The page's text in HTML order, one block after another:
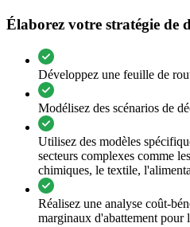
Élaborez votre stratégie de
Développez une feuille de
Modélisez des scénarios de
Utilisez des modèles
secteurs complexes comme
chimiques, le textile,
Réalisez une analyse coût-
marginaux d'abattement pour